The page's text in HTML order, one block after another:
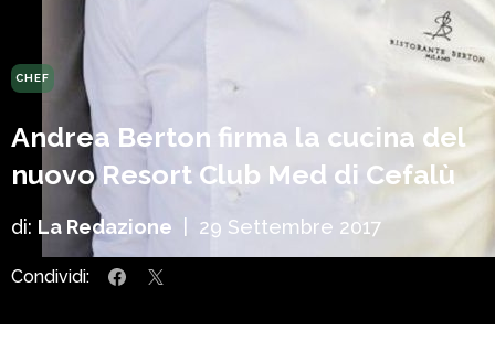
CHEF
Andrea Berton firma la cucina del
nuovo Resort Club Med di Cefalù
di: La Redazione 29 Settembre 2017
Condividi: